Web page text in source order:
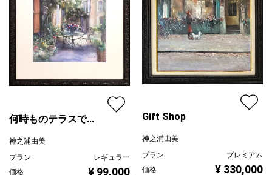
何時ものテラスで...
神之浦由美
プラン
レギュラー
価格
¥ 99,000
Gift Shop
神之浦由美
プラン
プレミアム
価格
¥ 330,000